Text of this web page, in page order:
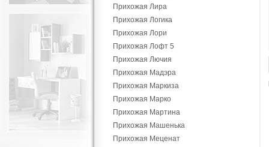
Прихожая Лира
Прихожая Логика
Прихожая Лори
Прихожая Лофт 5
Прихожая Лючия
Прихожая Мадэра
Прихожая Маркиза
Прихожая Марко
Прихожая Мартина
Прихожая Машенька
Прихожая Меценат